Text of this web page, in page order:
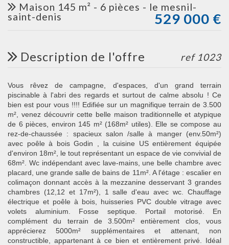
maison 145 m² - 6 pièces - le mesnil-
saint-denis
529 000 €
description de l'offre ref 1023
Vous rêvez de campagne, d'espaces, d'un grand terrain
piscinable à l'abri des regards et surtout de calme absolu ! Ce
bien est pour vous !!!! Edifiée sur un magnifique terrain de 3.500
m², venez découvrir cette belle maison traditionnelle et atypique
de 6 pièces, environ 145 m² (168m² utiles). Elle se compose au
rez-de-chaussée : spacieux salon /salle à manger (env.50m²)
avec poêle à bois Godin , la cuisine US entièrement équipée
d'environ 18m², le tout représentant un espace de vie convivial de
68m². Wc indépendant avec lave-mains, une belle chambre avec
placard, une grande salle de bains de 11m². A l'étage : escalier en
colimaçon donnant accès à la mezzanine desservant 3 grandes
chambres (12,12 et 17m²), 1 salle d'eau avec wc. Chauffage
électrique et poêle à bois, huisseries PVC double vitrage avec
volets aluminium. Fosse septique. Portail motorisé. En
complément du terrain de 3.500m² entièrement clos, vous
apprécierez 5000m² supplémentaires et attenant, non
constructible, appartenant à ce bien et entièrement privé. Idéal